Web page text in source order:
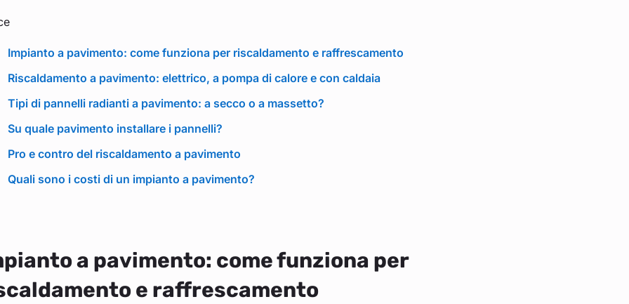
Impianto a pavimento: come funziona per riscaldamento e raffrescamento
Riscaldamento a pavimento: elettrico, a pompa di calore e con caldaia
Tipi di pannelli radianti a pavimento: a secco o a massetto?
Su quale pavimento installare i pannelli?
Pro e contro del riscaldamento a pavimento
Quali sono i costi di un impianto a pavimento?
a pavimento: come funziona per
e raffrescamento